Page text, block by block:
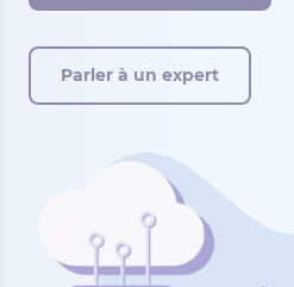
Parler à un expert